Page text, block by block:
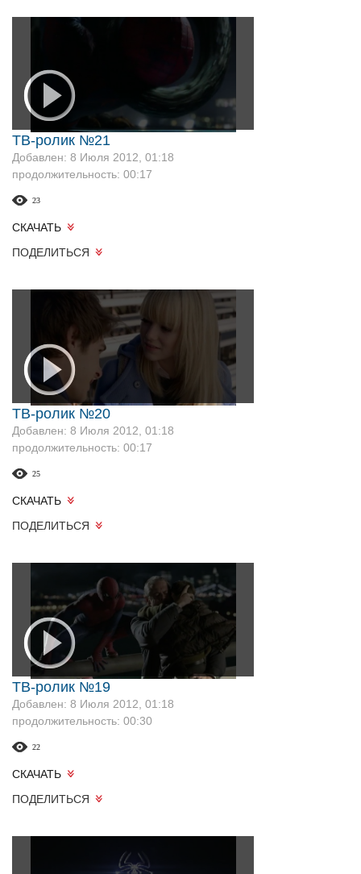
ТВ-ролик №21
Добавлен: 8 Июля 2012, 01:18
продолжительность: 00:17
23
СКАЧАТЬ
ПОДЕЛИТЬСЯ
ТВ-ролик №20
Добавлен: 8 Июля 2012, 01:18
продолжительность: 00:17
25
СКАЧАТЬ
ПОДЕЛИТЬСЯ
ТВ-ролик №19
Добавлен: 8 Июля 2012, 01:18
продолжительность: 00:30
22
СКАЧАТЬ
ПОДЕЛИТЬСЯ